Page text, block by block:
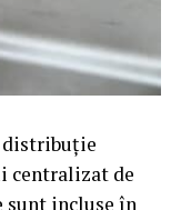
distribuție
centralizat de
incluse în